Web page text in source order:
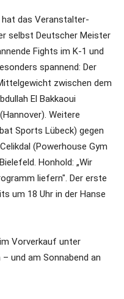
das Veranstalter-
selbst Deutscher Meister
Fights im K-1 und
spannend: Der
zwischen dem
El Bakkaoui
Weitere
Sports Lübeck) gegen
(Powerhouse Gym
Honhold: „Wir
liefern". Der erste
um 18 Uhr in der Hanse
Vorverkauf unter
und am Sonnabend an